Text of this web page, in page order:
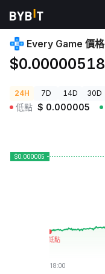
加密貨幣價格
Every Game 價格
$0.00000518
24H 7D 14D 30D
低點 $ 0.000005